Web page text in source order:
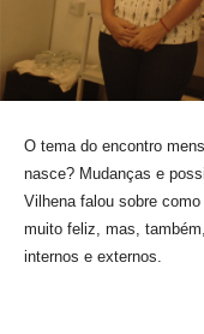
O tema do encontro
nasce? Mudanças e
Vilhena falou sobre
muito feliz, mas,
internos e externos.